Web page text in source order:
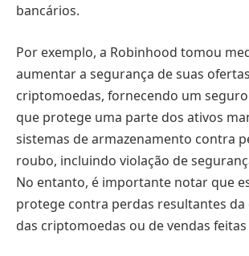
bancários.
Por exemplo, a Robinhood tomou
aumentar a segurança de suas
criptomoedas, fornecendo um
que protege uma parte dos ativos
sistemas de armazenamento contra
roubo, incluindo violação de
No entanto, é importante notar que
protege contra perdas resultantes
das criptomoedas ou de vendas